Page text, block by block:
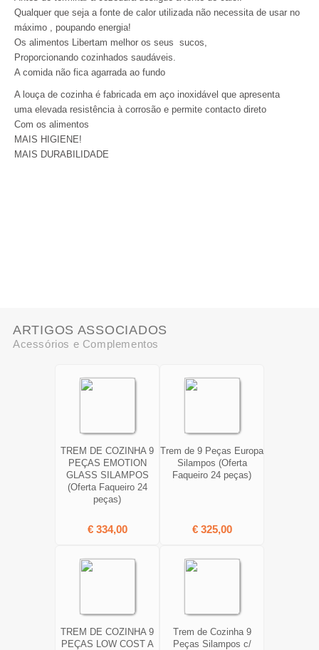
Qualquer que seja a fonte de calor utilizada não necessita de usar no
máximo , poupando energia!
Os alimentos Libertam melhor os seus sucos,
Proporcionando cozinhados saudáveis.
A comida não fica agarrada ao fundo
A louça de cozinha é fabricada em aço inoxidável que apresenta
uma elevada resistência à corrosão e permite contacto direto
Com os alimentos
MAIS HIGIENE!
MAIS DURABILIDADE
ARTIGOS ASSOCIADOS
Acessórios e Complementos
TREM DE COZINHA 9
PEÇAS EMOTION
GLASS SILAMPOS
(Oferta Faqueiro 24
peças)
€ 334,00
Trem de 9 Peças Europa
Silampos (Oferta
Faqueiro 24 peças)
€ 325,00
TREM DE COZINHA 9
PEÇAS LOW COST A
Trem de Cozinha 9
Peças Silampos c/